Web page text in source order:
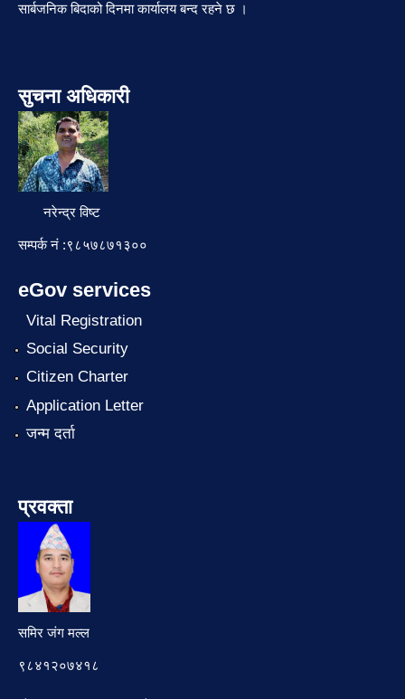
सार्बजनिक बिदाको दिनमा कार्यालय बन्द रहने छ ।
सुचना अधिकारी
नरेन्द्र विष्ट
सम्पर्क नं :९८५७८७१३००
eGov services
Vital Registration
Social Security
Citizen Charter
Application Letter
जन्म दर्ता
प्रवक्ता
समिर जंग मल्ल
९८४१२०७४१८